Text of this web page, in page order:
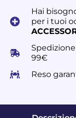
Hai
per i tuoi
99€
Reso